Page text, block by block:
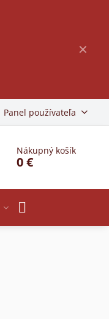
✕
Panel používateľa
Nákupný košík
0 €